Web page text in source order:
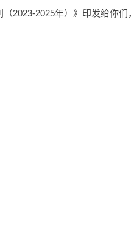
2023-2025年）》印发给你们